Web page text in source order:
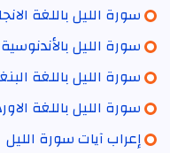
سورة الليل باللغة
سورة الليل بالأندنوسية
سورة الليل باللغة
سورة الليل باللغة
إعراب آيات سورة الليل